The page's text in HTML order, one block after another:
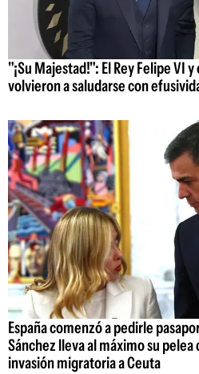
"¡Su Majestad!": El Rey Felipe VI
volvieron a saludarse con
España comenzó a pedirle
Sánchez lleva al máximo su
invasión migratoria a Ceuta